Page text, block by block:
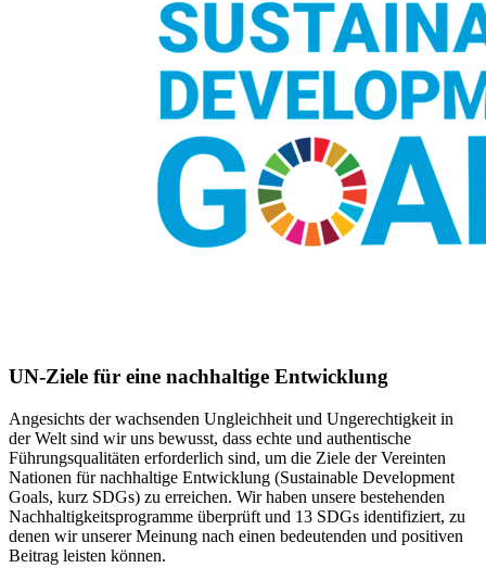
UN-Ziele für eine nachhaltige Entwicklung
Angesichts der wachsenden Ungleichheit und Ungerechtigkeit in
der Welt sind wir uns bewusst, dass echte und authentische
Führungsqualitäten erforderlich sind, um die Ziele der Vereinten
Nationen für nachhaltige Entwicklung (Sustainable Development
Goals, kurz SDGs) zu erreichen. Wir haben unsere bestehenden
Nachhaltigkeitsprogramme überprüft und 13 SDGs identifiziert, zu
denen wir unserer Meinung nach einen bedeutenden und positiven
Beitrag leisten können.